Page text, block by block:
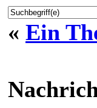
« Ein